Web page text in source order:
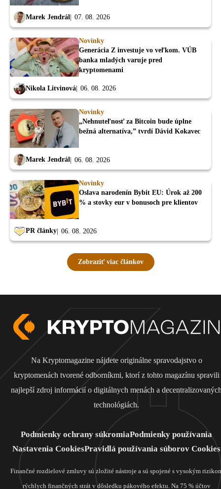
Marek Jendrál 07. 08. 2026
Novinky
Generácia Z investuje vo veľkom. VÚB
banka mladých varuje pred
kryptomenami
Nikola Litvinová 06. 08. 2026
Novinky
„Nehnuteľnosť za Bitcoin bude úplne
bežná alternatíva,” tvrdí Dávid Kokavec
Marek Jendrál 06. 08. 2026
Novinky
Oslava narodenín Bybit EU: Úrok až 200
% a stovky eur v bonusoch pre klientov
PR články 06. 08. 2026
Zobraziť viac článkov
Na Kryptomagazine nájdete originálne spravodajstvo o
kryptomenách tvorené odborníkmi, ktorí z tohto magazínu spravili
najlepší zdroj informácií o digitálnych menách a
technológiách.
Podmienky ochrany súkromiaPodmienky používania
Nastavenia CookiesPravidlá používania súborov Cookies
Finančné rozdielové zmluvy sú zložité nástroje a sú spojené s vysokým
rýchlych finančných strát v dôsledku pákového efektu. Na 75 % účtov